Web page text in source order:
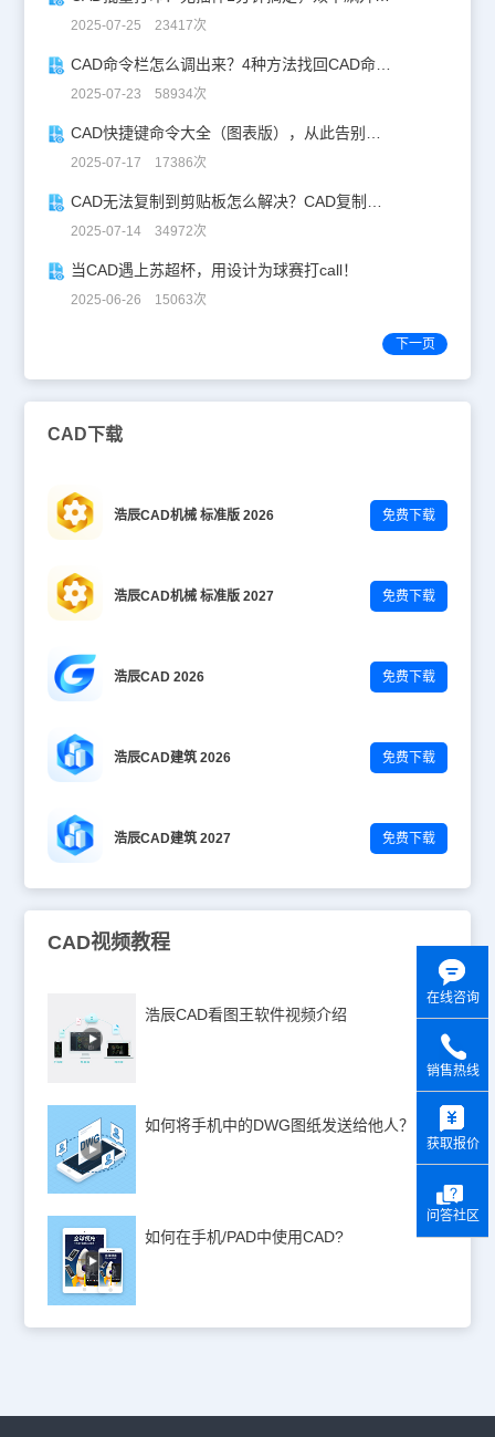
2025-07-25 23417次
CAD命令栏怎么调出来？4种方法找回CAD命令栏
2025-07-23 58934次
CAD快捷键命令大全（图表版），从此告别低效绘图！
2025-07-17 17386次
CAD无法复制到剪贴板怎么解决？CAD复制失灵自救指南
2025-07-14 34972次
当CAD遇上苏超杯，用设计为球赛打call！
2025-06-26 15063次
下一页
CAD下载
浩辰CAD机械 标准版 2026 免费下载
浩辰CAD机械 标准版 2027 免费下载
浩辰CAD 2026 免费下载
浩辰CAD建筑 2026 免费下载
浩辰CAD建筑 2027 免费下载
CAD视频教程
浩辰CAD看图王软件视频介绍
如何将手机中的DWG图纸发送给他人？
如何在手机/PAD中使用CAD?
在线咨询
销售热线
获取报价
问答社区